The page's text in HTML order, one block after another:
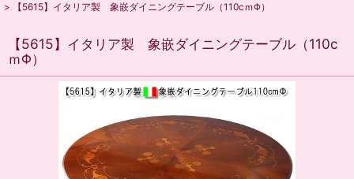
>
【5615】イタリア製 象嵌ダイニングテーブル（110cｍΦ）
【5615】イタリア製 象嵌ダイニングテーブル（110c
ｍΦ）